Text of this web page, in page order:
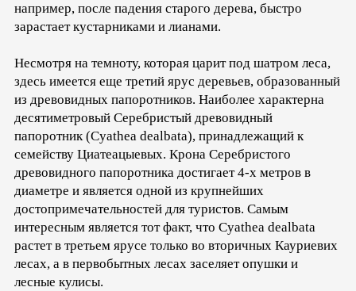
например, после падения старого дерева, быстро
зарастает кустарниками и лианами.
Несмотря на темноту, которая царит под шатром леса,
здесь имеется еще третий ярус деревьев, образованный
из древовидных папоротников. Наиболее характерна
десятиметровый Серебристый древовидный
папоротник (Cyathea dealbata), принадлежащий к
семейству Циатеацыевых. Крона Серебристого
древовидного папоротника достигает 4-х метров в
диаметре и является одной из крупнейших
достопримечательностей для туристов. Самым
интересным является тот факт, что Cyathea dealbata
растет в третьем ярусе только во вторичных Кауриевих
лесах, а в первобытных лесах заселяет опушки и
лесные кулисы.